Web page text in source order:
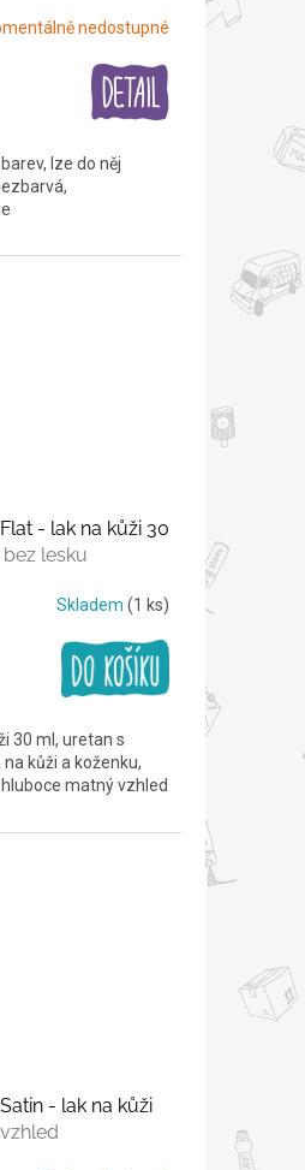
nedostupné
lze do něj
- lak na kůži 30
lesku
Skladem (1 ks)
30 ml, uretan s
kůži a koženku,
matný vzhled
- lak na kůži